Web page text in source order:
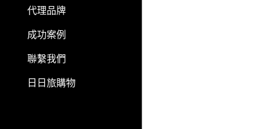
代理品牌
成功案例
聯繫我們
日日旅購物